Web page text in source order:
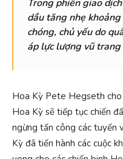
Trong phiên giao
dầu tăng nhẹ
chóng, chủ yếu do
áp lực lượng vũ
Hoa Kỳ Pete Hegseth
Hoa Kỳ sẽ tiếp tục chiến
ngừng tấn công các tuyến
Kỳ đã tiến hành các cuộc